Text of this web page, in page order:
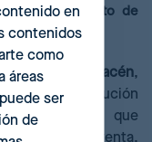
del efecto de
en tu almacén,
de sustitución
productos que
así su venta.
en
contenidos
como
áreas
ser
de